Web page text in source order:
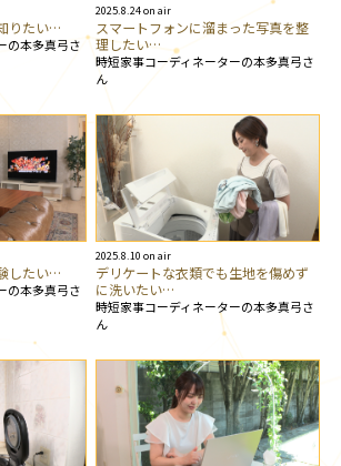
りたい…
の本多真弓さ
2025.8.24 on air
スマートフォンに溜まった写真を整
理したい…
時短家事コーディネーターの本多真弓さ
ん
したい…
の本多真弓さ
2025.8.10 on air
デリケートな衣類でも生地を傷めず
に洗いたい…
時短家事コーディネーターの本多真弓さ
ん